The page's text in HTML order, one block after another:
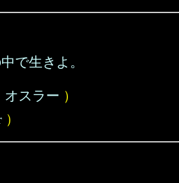
で生きよ。
オスラー ）
）